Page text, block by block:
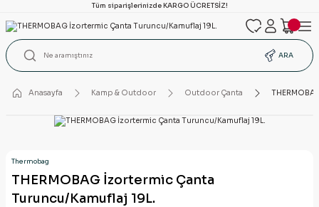
Tüm siparişlerinizde KARGO ÜCRETSİZ!
ARA
Anasayfa Kamp & Outdoor Outdoor Çanta
Thermobag
THERMOBAG İzortermic Çanta
Turuncu/Kamuflaj 19L.